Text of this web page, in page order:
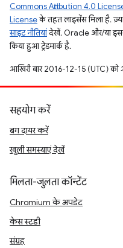
Commons Attribution 4.0
Licenseके तहत लाइसेंस मिला है.
साइट नीतियांदेखें. Oracle और/या
किया हुआ ट्रेडमार्क है.
आखिरी बार 2016-12-15 (UTC) को
सहयोग करें
बग दायर करें
खुली समस्याएं देखें
मिलता-जुलता कॉन्टेंट
Chromium के अपडेट
केस स्टडी
संग्रह